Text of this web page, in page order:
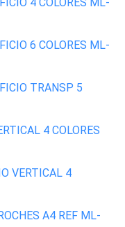
6 COLORES ML-
TRANSP 5
4 COLORES
VERTICAL 4
A4 REF ML-